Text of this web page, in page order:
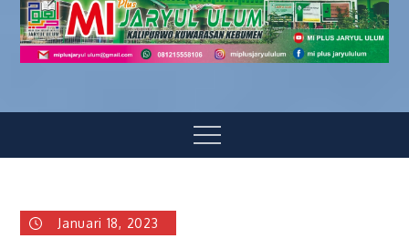
Menu
Januari 18, 2023